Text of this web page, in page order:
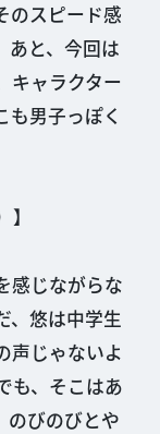
のスピード感
あと、今回は
キャラクター
も男子っぽく
感じながらな
、悠は中学生
声じゃないよ
も、そこはあ
のびのびとや